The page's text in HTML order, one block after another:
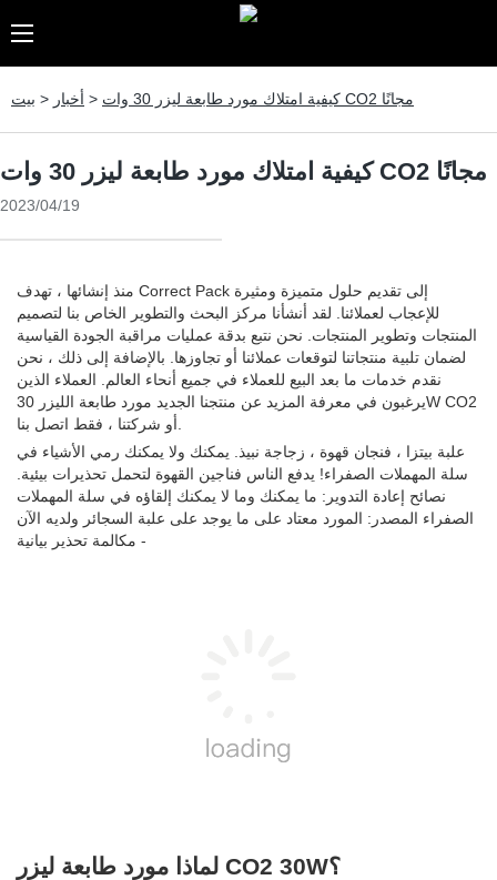
بيت > أخبار > كيفية امتلاك مورد طابعة ليزر 30 وات CO2 مجانًا
كيفية امتلاك مورد طابعة ليزر 30 وات CO2 مجانًا
2023/04/19
منذ إنشائها ، تهدف Correct Pack إلى تقديم حلول متميزة ومثيرة
للإعجاب لعملائنا. لقد أنشأنا مركز البحث والتطوير الخاص بنا لتصميم
المنتجات وتطوير المنتجات. نحن نتبع بدقة عمليات مراقبة الجودة القياسية
لضمان تلبية منتجاتنا لتوقعات عملائنا أو تجاوزها. بالإضافة إلى ذلك ، نحن
نقدم خدمات ما بعد البيع للعملاء في جميع أنحاء العالم. العملاء الذين
يرغبون في معرفة المزيد عن منتجنا الجديد مورد طابعة الليزر 30W CO2
علبة بيتزا ، فنجان قهوة ، زجاجة نبيذ. يمكنك ولا يمكنك رمي الأشياء في
سلة المهملات الصفراء! يدفع الناس فناجين القهوة لتحمل تحذيرات بيئية.
نصائح إعادة التدوير: ما يمكنك وما لا يمكنك إلقاؤه في سلة المهملات
الصفراء المصدر: المورد معتاد على ما يوجد على علبة السجائر ولديه الآن
مكالمة تحذير بيانية -
لماذا مورد طابعة ليزر CO2 30W؟